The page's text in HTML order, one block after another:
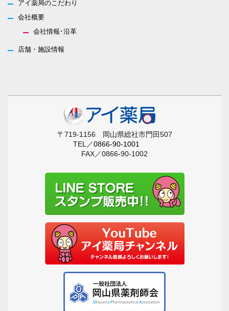
アイ薬局のこだわり
会社概要
会社情報･沿革
店舗・施設情報
〒719-1156 岡山県総社市門田507
TEL／0866-90-1001
FAX／0866-90-1002